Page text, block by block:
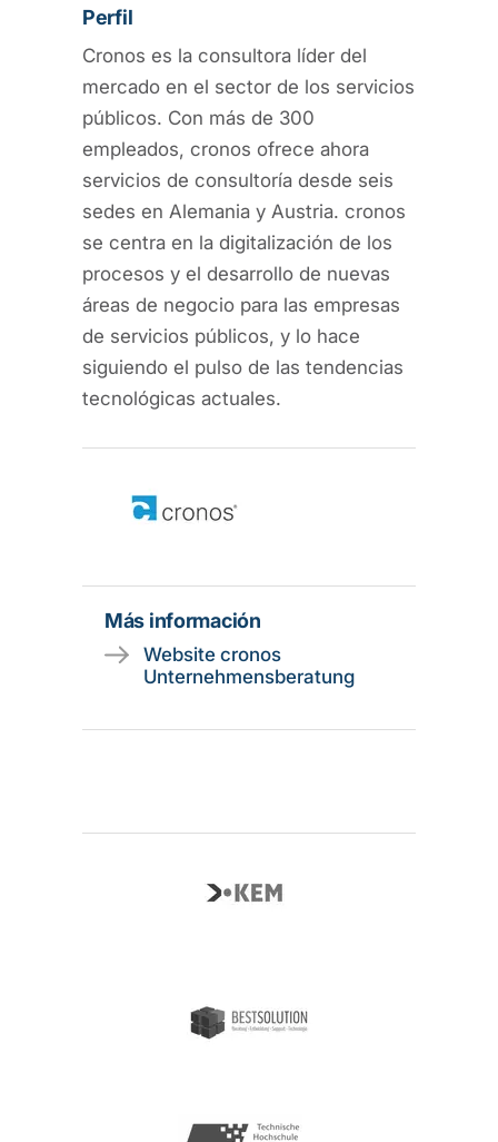
Perfil
Cronos es la consultora líder del
mercado en el sector de los servicios
públicos. Con más de 300
empleados, cronos ofrece ahora
servicios de consultoría desde seis
sedes en Alemania y Austria. cronos
se centra en la digitalización de los
procesos y el desarrollo de nuevas
áreas de negocio para las empresas
de servicios públicos, y lo hace
siguiendo el pulso de las tendencias
tecnológicas actuales.
Más información
Website cronos
Unternehmensberatung